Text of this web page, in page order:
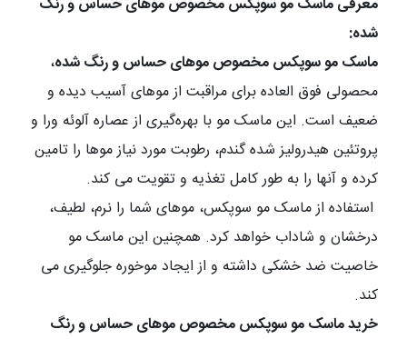
معرفی ماسک مو سوپکس مخصوص موهای حساس و رنگ
شده:
ماسک مو سوپکس مخصوص موهای حساس و رنگ شده،
محصولی فوق العاده برای مراقبت از موهای آسیب دیده و
ضعیف است. این ماسک مو با بهره‌گیری از عصاره آلوئه ورا و
پروتئین هیدرولیز شده گندم، رطوبت مورد نیاز موها را تامین
کرده و آنها را به طور کامل تغذیه و تقویت می کند.
استفاده از ماسک مو سوپکس، موهای شما را نرم، لطیف،
درخشان و شاداب خواهد کرد. همچنین این ماسک مو
خاصیت ضد خشکی داشته و از ایجاد موخوره جلوگیری می
کند.
خرید ماسک مو سوپکس مخصوص موهای حساس و رنگ